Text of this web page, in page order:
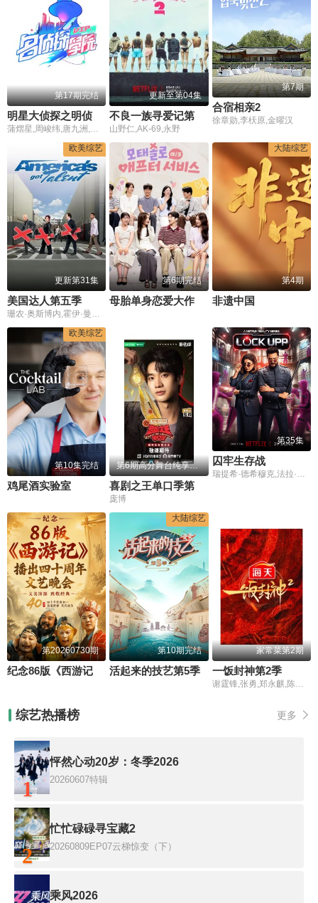
第17期完结
明星大侦探之明侦探学院第1季
蒲熠星,周峻纬,唐九洲,齐思钧,石凯,郭文韬,邵明明
更新至第04集
山野仁,AK-69,永野
第7期
合宿相亲2
徐章勋,李枖原,金曜汉
欧美综艺
更新第31集
美国达人第五季
珊农·奥斯博内,霍伊·曼德尔,皮尔斯·摩根
第6期完结
大陆综艺
第4期
非遗中国
欧美综艺
第10集完结
鸡尾酒实验室
第6期高分舞台纯享合集
庞博
第35集
囚牢生存战
瑞提希·德希穆克,法拉·可汗
第20260730期
大陆综艺
第10期完结
活起来的技艺第5季
家常菜第2期
一饭封神第2季
谢霆锋,张勇,郑永麒,陈晓卿,李诞
综艺热播榜 更多
1
怦然心动20岁：冬季2026
20260607特辑
2
忙忙碌碌寻宝藏2
20260809EP07云梯惊变（下）
乘风2026